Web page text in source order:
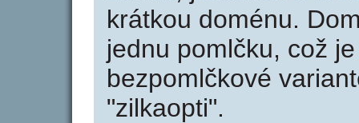
krátkou doménu.
jednu pomlčku, což
bezpomlčkové
"zilkaopti".